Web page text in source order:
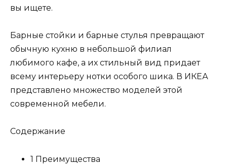
вы ищете.
Барные стойки и барные стулья превращают
обычную кухню в небольшой филиал
любимого кафе, а их стильный вид придает
всему интерьеру нотки особого шика. В ИКЕА
представлено множество моделей этой
современной мебели.
Содержание
1 Преимущества